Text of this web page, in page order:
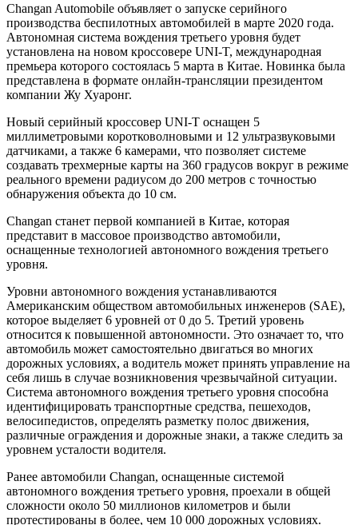
Changan Automobile объявляет о запуске серийного
производства беспилотных автомобилей в марте 2020 года.
Автономная система вождения третьего уровня будет
установлена на новом кроссовере UNI-T, международная
премьера которого состоялась 5 марта в Китае. Новинка была
представлена в формате онлайн-трансляции президентом
компании Жу Хуаронг.
Новый серийный кроссовер UNI-T оснащен 5
миллиметровыми коротковолновыми и 12 ультразвуковыми
датчиками, а также 6 камерами, что позволяет системе
создавать трехмерные карты на 360 градусов вокруг в режиме
реального времени радиусом до 200 метров с точностью
обнаружения объекта до 10 см.
Changan станет первой компанией в Китае, которая
представит в массовое производство автомобили,
оснащенные технологией автономного вождения третьего
уровня.
Уровни автономного вождения устанавливаются
Американским обществом автомобильных инженеров (SAE),
которое выделяет 6 уровней от 0 до 5. Третий уровень
относится к повышенной автономности. Это означает то, что
автомобиль может самостоятельно двигаться во многих
дорожных условиях, а водитель может принять управление на
себя лишь в случае возникновения чрезвычайной ситуации.
Система автономного вождения третьего уровня способна
идентифицировать транспортные средства, пешеходов,
велосипедистов, определять разметку полос движения,
различные ограждения и дорожные знаки, а также следить за
уровнем усталости водителя.
Ранее автомобили Changan, оснащенные системой
автономного вождения третьего уровня, проехали в общей
сложности около 50 миллионов километров и были
протестированы в более, чем 10 000 дорожных условиях.